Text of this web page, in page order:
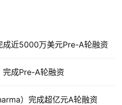
成近5000万美元Pre-A轮融资
成Pre-A轮融资
）完成超亿元A轮融资